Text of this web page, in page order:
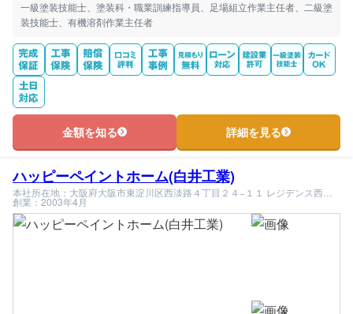
一級塗装技能士、塗装科・職業訓練指導員、足場組立作業主任者、二級塗
装技能士、有機溶剤作業主任者
金額を知る 詳細を見る
ハッピーペイントホーム(白井工業)
本社所在地：大阪府大阪市東淀川区西淡路４丁目２４−１１ レジデンス西淡
路 401
創業：2003年4月